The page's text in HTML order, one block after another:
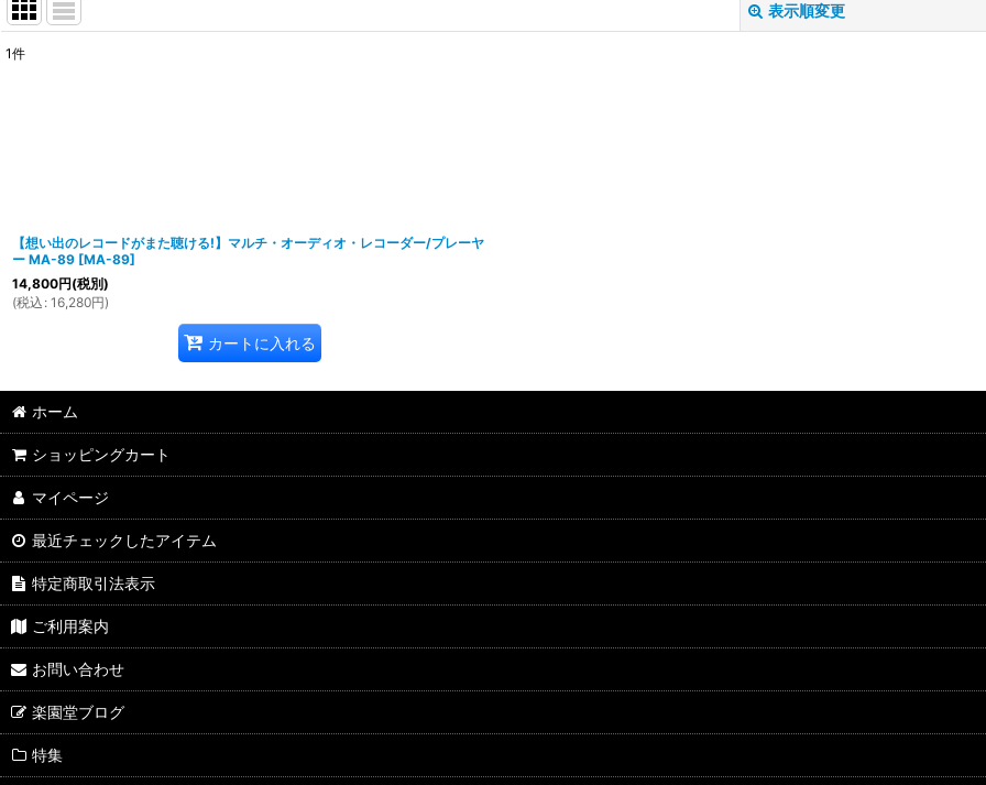
表示順変更
1件
【想い出のレコードがまた聴ける!】マルチ・オーディオ・レコーダー/プレーヤ
ー MA-89 [MA-89]
14,800円(税別)
(税込 : 16,280円)
カートに入れる
ホーム
ショッピングカート
マイページ
最近チェックしたアイテム
特定商取引法表示
ご利用案内
お問い合わせ
楽園堂ブログ
特集